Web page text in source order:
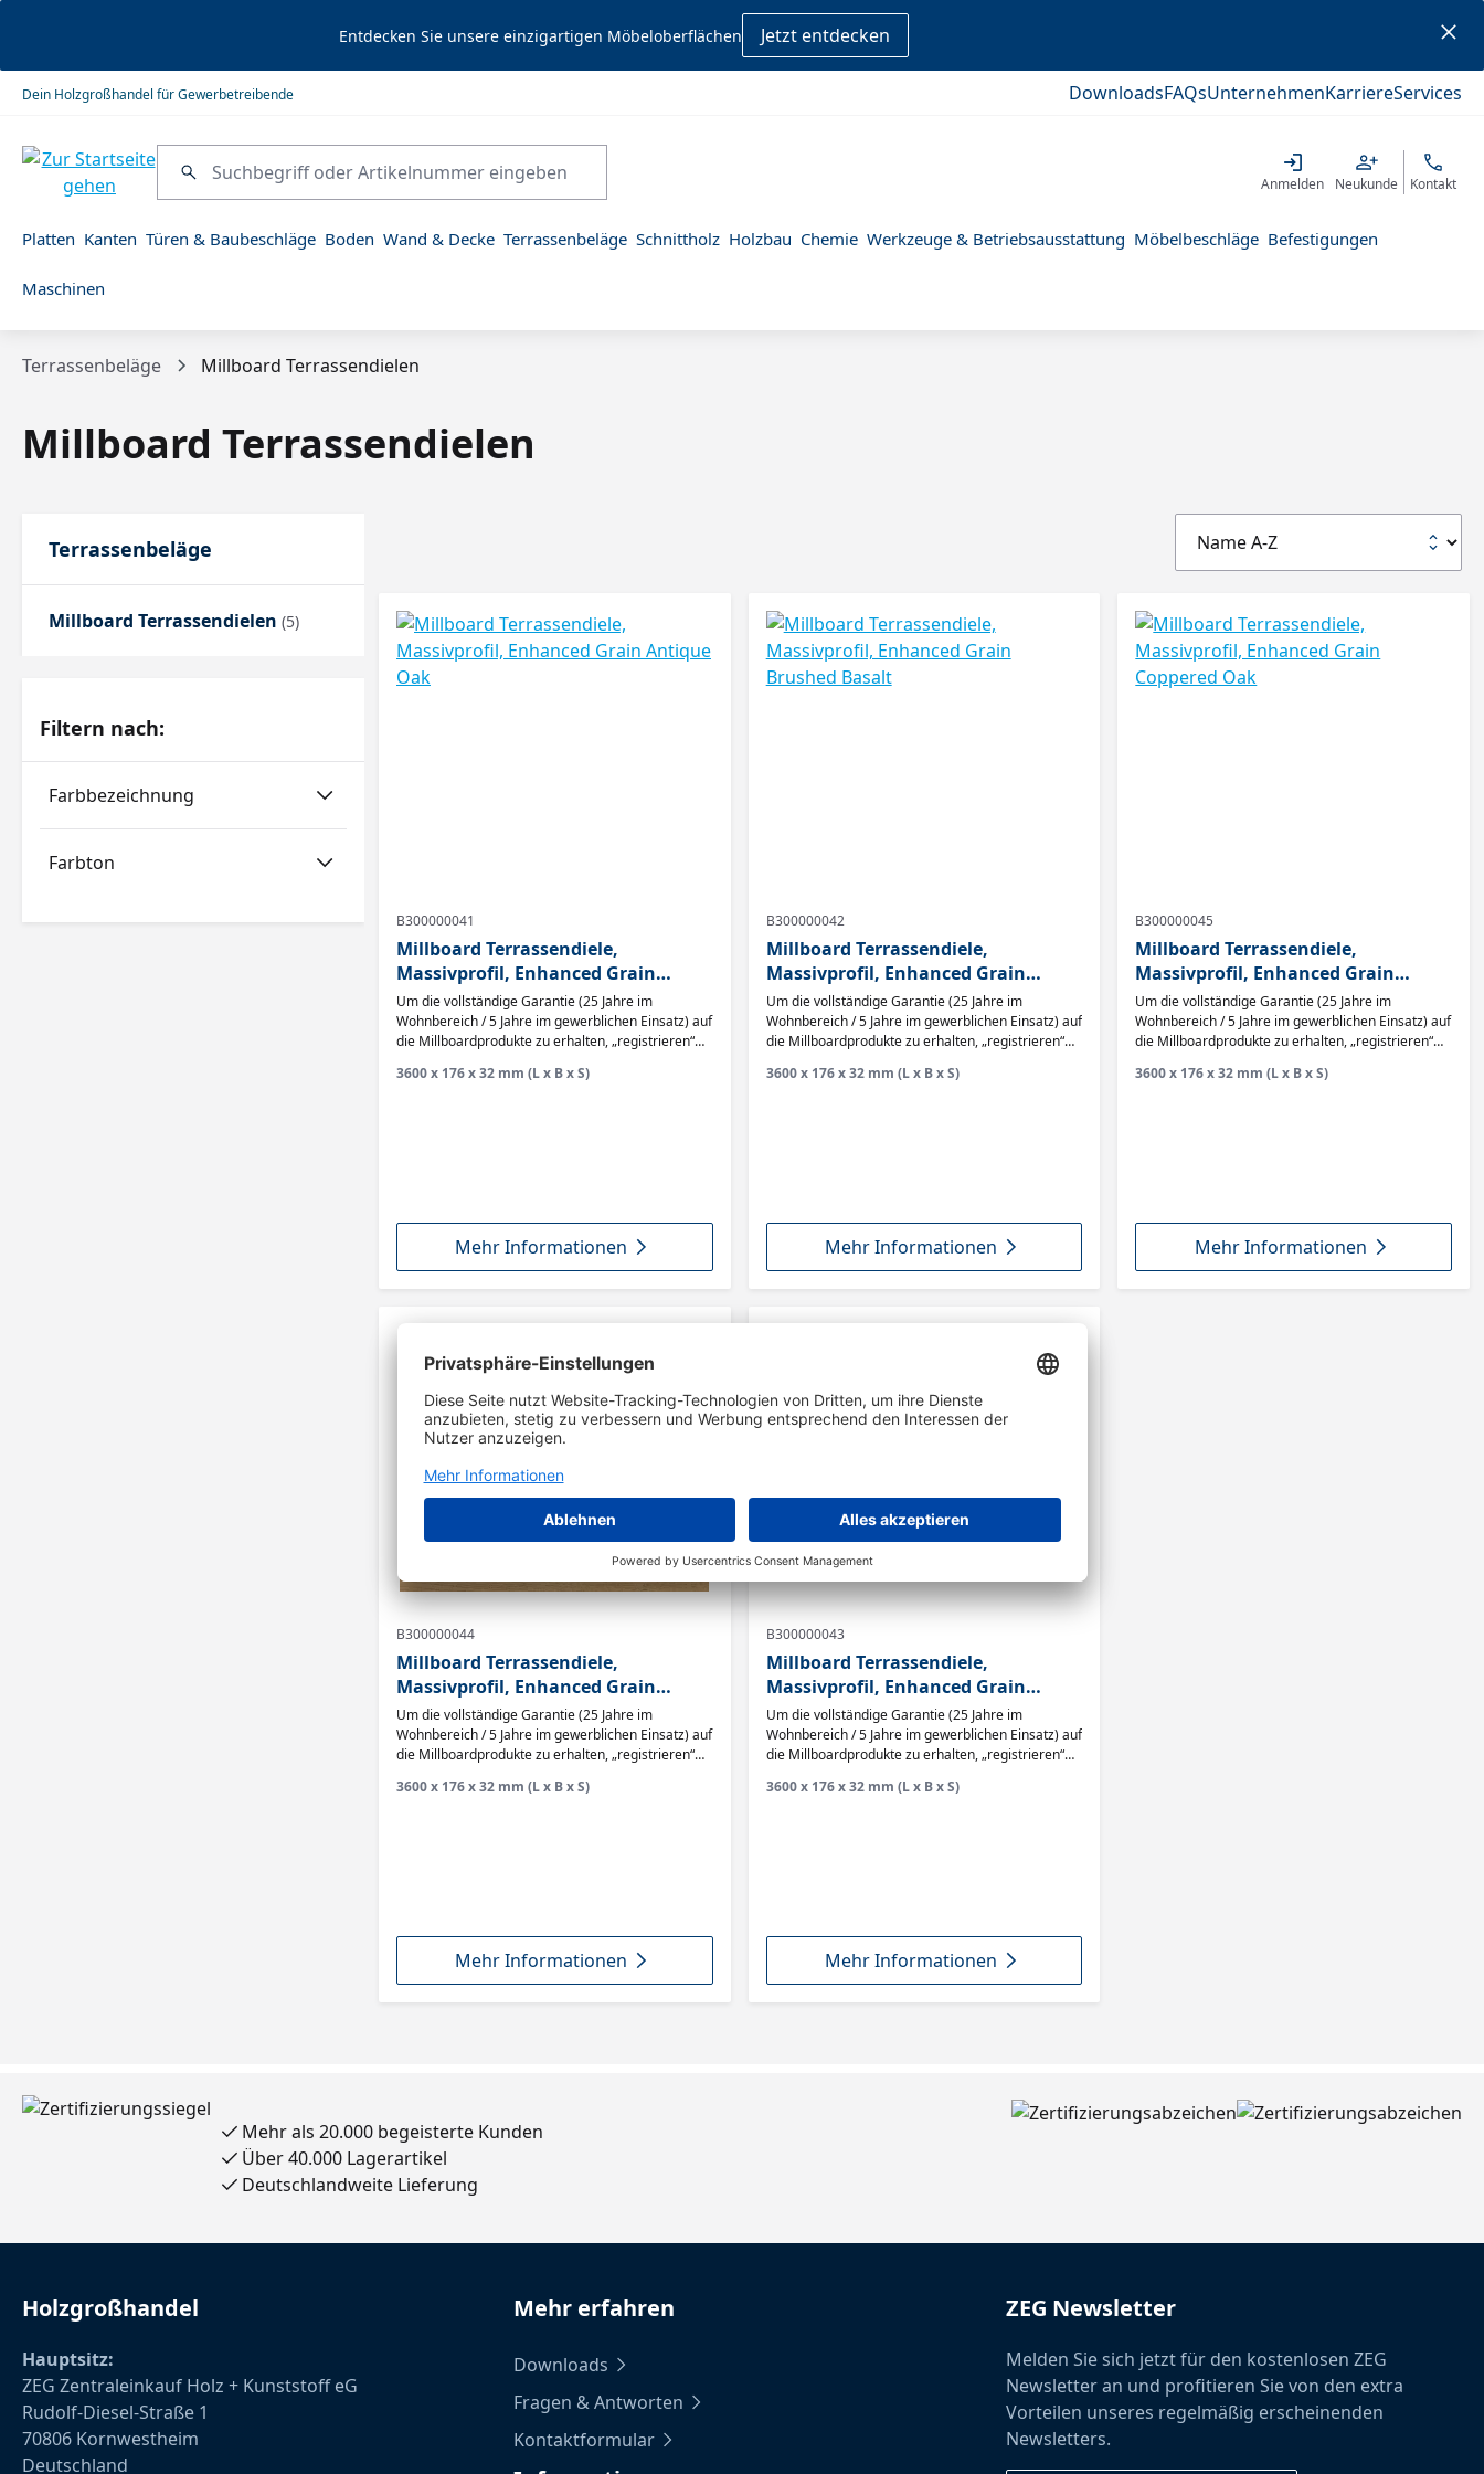
Zur Hauptnavigation springenEntdecken Sie unsere einzigartigen Möbeloberflächen Jetzt entdecken
Dein Holzgroßhandel für Gewerbetreibende DownloadsFAQsUnternehmenKarriereServices
Anmelden Neukunde Kontakt
Platten Kanten Türen & Baubeschläge Boden Wand & Decke Terrassenbeläge Schnittholz Holzbau Chemie Werkzeuge & Betriebsausstattung Möbelbeschläge Befestigungen
Maschinen
Terrassenbeläge Millboard Terrassendielen
Millboard Terrassendielen
Terrassenbeläge
Millboard Terrassendielen (5)
Filtern nach:
Farbbezeichnung
Farbton
B300000041
Millboard Terrassendiele,
Massivprofil, Enhanced Grain
Antique Oak
Um die vollständige Garantie (25 Jahre im
Wohnbereich / 5 Jahre im gewerblichen Einsatz) auf
die Millboardprodukte zu erhalten, „registrieren“
der Millboard Website.
3600 x 176 x 32 mm (L x B x S)
Mehr Informationen
B300000042
Millboard Terrassendiele,
Massivprofil, Enhanced Grain
Brushed Basalt
Um die vollständige Garantie (25 Jahre im
Wohnbereich / 5 Jahre im gewerblichen Einsatz) auf
die Millboardprodukte zu erhalten, „registrieren“
der Millboard Website.
3600 x 176 x 32 mm (L x B x S)
Mehr Informationen
B300000045
Millboard Terrassendiele,
Massivprofil, Enhanced Grain
Coppered Oak
Um die vollständige Garantie (25 Jahre im
Wohnbereich / 5 Jahre im gewerblichen Einsatz) auf
die Millboardprodukte zu erhalten, „registrieren“
der Millboard Website.
3600 x 176 x 32 mm (L x B x S)
Mehr Informationen
B300000044
Millboard Terrassendiele,
Massivprofil, Enhanced Grain
Golden Oak
Um die vollständige Garantie (25 Jahre im
Wohnbereich / 5 Jahre im gewerblichen Einsatz) auf
die Millboardprodukte zu erhalten, „registrieren“
der Millboard Website.
3600 x 176 x 32 mm (L x B x S)
Mehr Informationen
B300000043
Millboard Terrassendiele,
Massivprofil, Enhanced Grain
Smoked Oak
Um die vollständige Garantie (25 Jahre im
Wohnbereich / 5 Jahre im gewerblichen Einsatz) auf
die Millboardprodukte zu erhalten, „registrieren“
der Millboard Website.
3600 x 176 x 32 mm (L x B x S)
Mehr Informationen
Mehr als 20.000 begeisterte Kunden
Über 40.000 Lagerartikel
Deutschlandweite Lieferung
Holzgroßhandel
Hauptsitz:
ZEG Zentraleinkauf Holz + Kunststoff eG
Rudolf-Diesel-Straße 1
70806 Kornwestheim
Deutschland
Mehr erfahren
Downloads
Fragen & Antworten
Kontaktformular
ZEG Newsletter
Melden Sie sich jetzt für den kostenlosen ZEG
Newsletter an und profitieren Sie von den extra
Vorteilen unseres regelmäßig erscheinenden
Newsletters.